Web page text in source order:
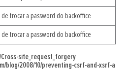
trocar a password do backoffice
trocar a password do backoffice
site_request_forgery
blog/2008/10/preventing-csrf-and-xsrf-a